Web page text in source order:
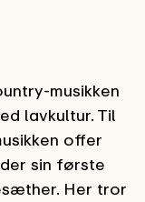
musikken
lavkultur. Til
offer
sin første
Her tror